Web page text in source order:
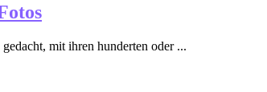
mit ihren hunderten oder ...